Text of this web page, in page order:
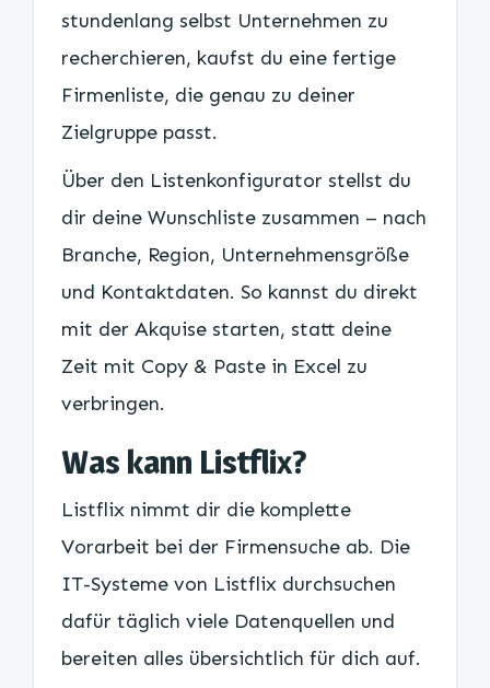
stundenlang selbst Unternehmen zu
recherchieren, kaufst du eine fertige
Firmenliste, die genau zu deiner
Zielgruppe passt.
Über den Listenkonfigurator stellst du
dir deine Wunschliste zusammen – nach
Branche, Region, Unternehmensgröße
und Kontaktdaten. So kannst du direkt
mit der Akquise starten, statt deine
Zeit mit Copy & Paste in Excel zu
verbringen.
Was kann Listflix?
Listflix nimmt dir die komplette
Vorarbeit bei der Firmensuche ab. Die
IT-Systeme von Listflix durchsuchen
dafür täglich viele Datenquellen und
bereiten alles übersichtlich für dich auf.